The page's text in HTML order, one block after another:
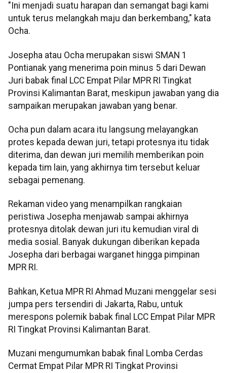
"Ini menjadi suatu harapan dan semangat bagi kami
untuk terus melangkah maju dan berkembang," kata
Ocha.
Josepha atau Ocha merupakan siswi SMAN 1
Pontianak yang menerima poin minus 5 dari Dewan
Juri babak final LCC Empat Pilar MPR RI Tingkat
Provinsi Kalimantan Barat, meskipun jawaban yang dia
sampaikan merupakan jawaban yang benar.
Ocha pun dalam acara itu langsung melayangkan
protes kepada dewan juri, tetapi protesnya itu tidak
diterima, dan dewan juri memilih memberikan poin
kepada tim lain, yang akhirnya tim tersebut keluar
sebagai pemenang.
Rekaman video yang menampilkan rangkaian
peristiwa Josepha menjawab sampai akhirnya
protesnya ditolak dewan juri itu kemudian viral di
media sosial. Banyak dukungan diberikan kepada
Josepha dari berbagai warganet hingga pimpinan
MPR RI.
Bahkan, Ketua MPR RI Ahmad Muzani menggelar sesi
jumpa pers tersendiri di Jakarta, Rabu, untuk
merespons polemik babak final LCC Empat Pilar MPR
RI Tingkat Provinsi Kalimantan Barat.
Muzani mengumumkan babak final Lomba Cerdas
Cermat Empat Pilar MPR RI Tingkat Provinsi